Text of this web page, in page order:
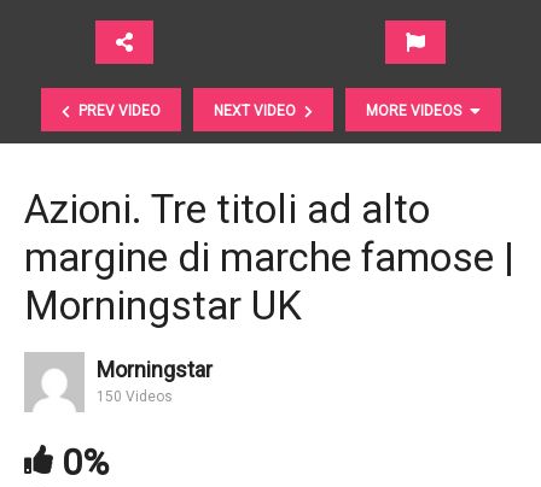
PREV VIDEO NEXT VIDEO MORE VIDEOS
Azioni. Tre titoli ad alto
margine di marche famose |
Morningstar UK
Morningstar
150 Videos
0%